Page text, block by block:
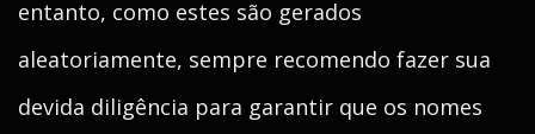
entanto, como estes são gerados
aleatoriamente, sempre recomendo fazer sua
devida diligência para garantir que os nomes